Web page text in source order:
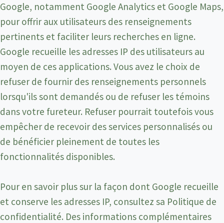
Google, notamment Google Analytics et Google Maps,
pour offrir aux utilisateurs des renseignements
pertinents et faciliter leurs recherches en ligne.
Google recueille les adresses IP des utilisateurs au
moyen de ces applications. Vous avez le choix de
refuser de fournir des renseignements personnels
lorsqu'ils sont demandés ou de refuser les témoins
dans votre fureteur. Refuser pourrait toutefois vous
empêcher de recevoir des services personnalisés ou
de bénéficier pleinement de toutes les
fonctionnalités disponibles.
Pour en savoir plus sur la façon dont Google recueille
et conserve les adresses IP, consultez sa Politique de
confidentialité. Des informations complémentaires